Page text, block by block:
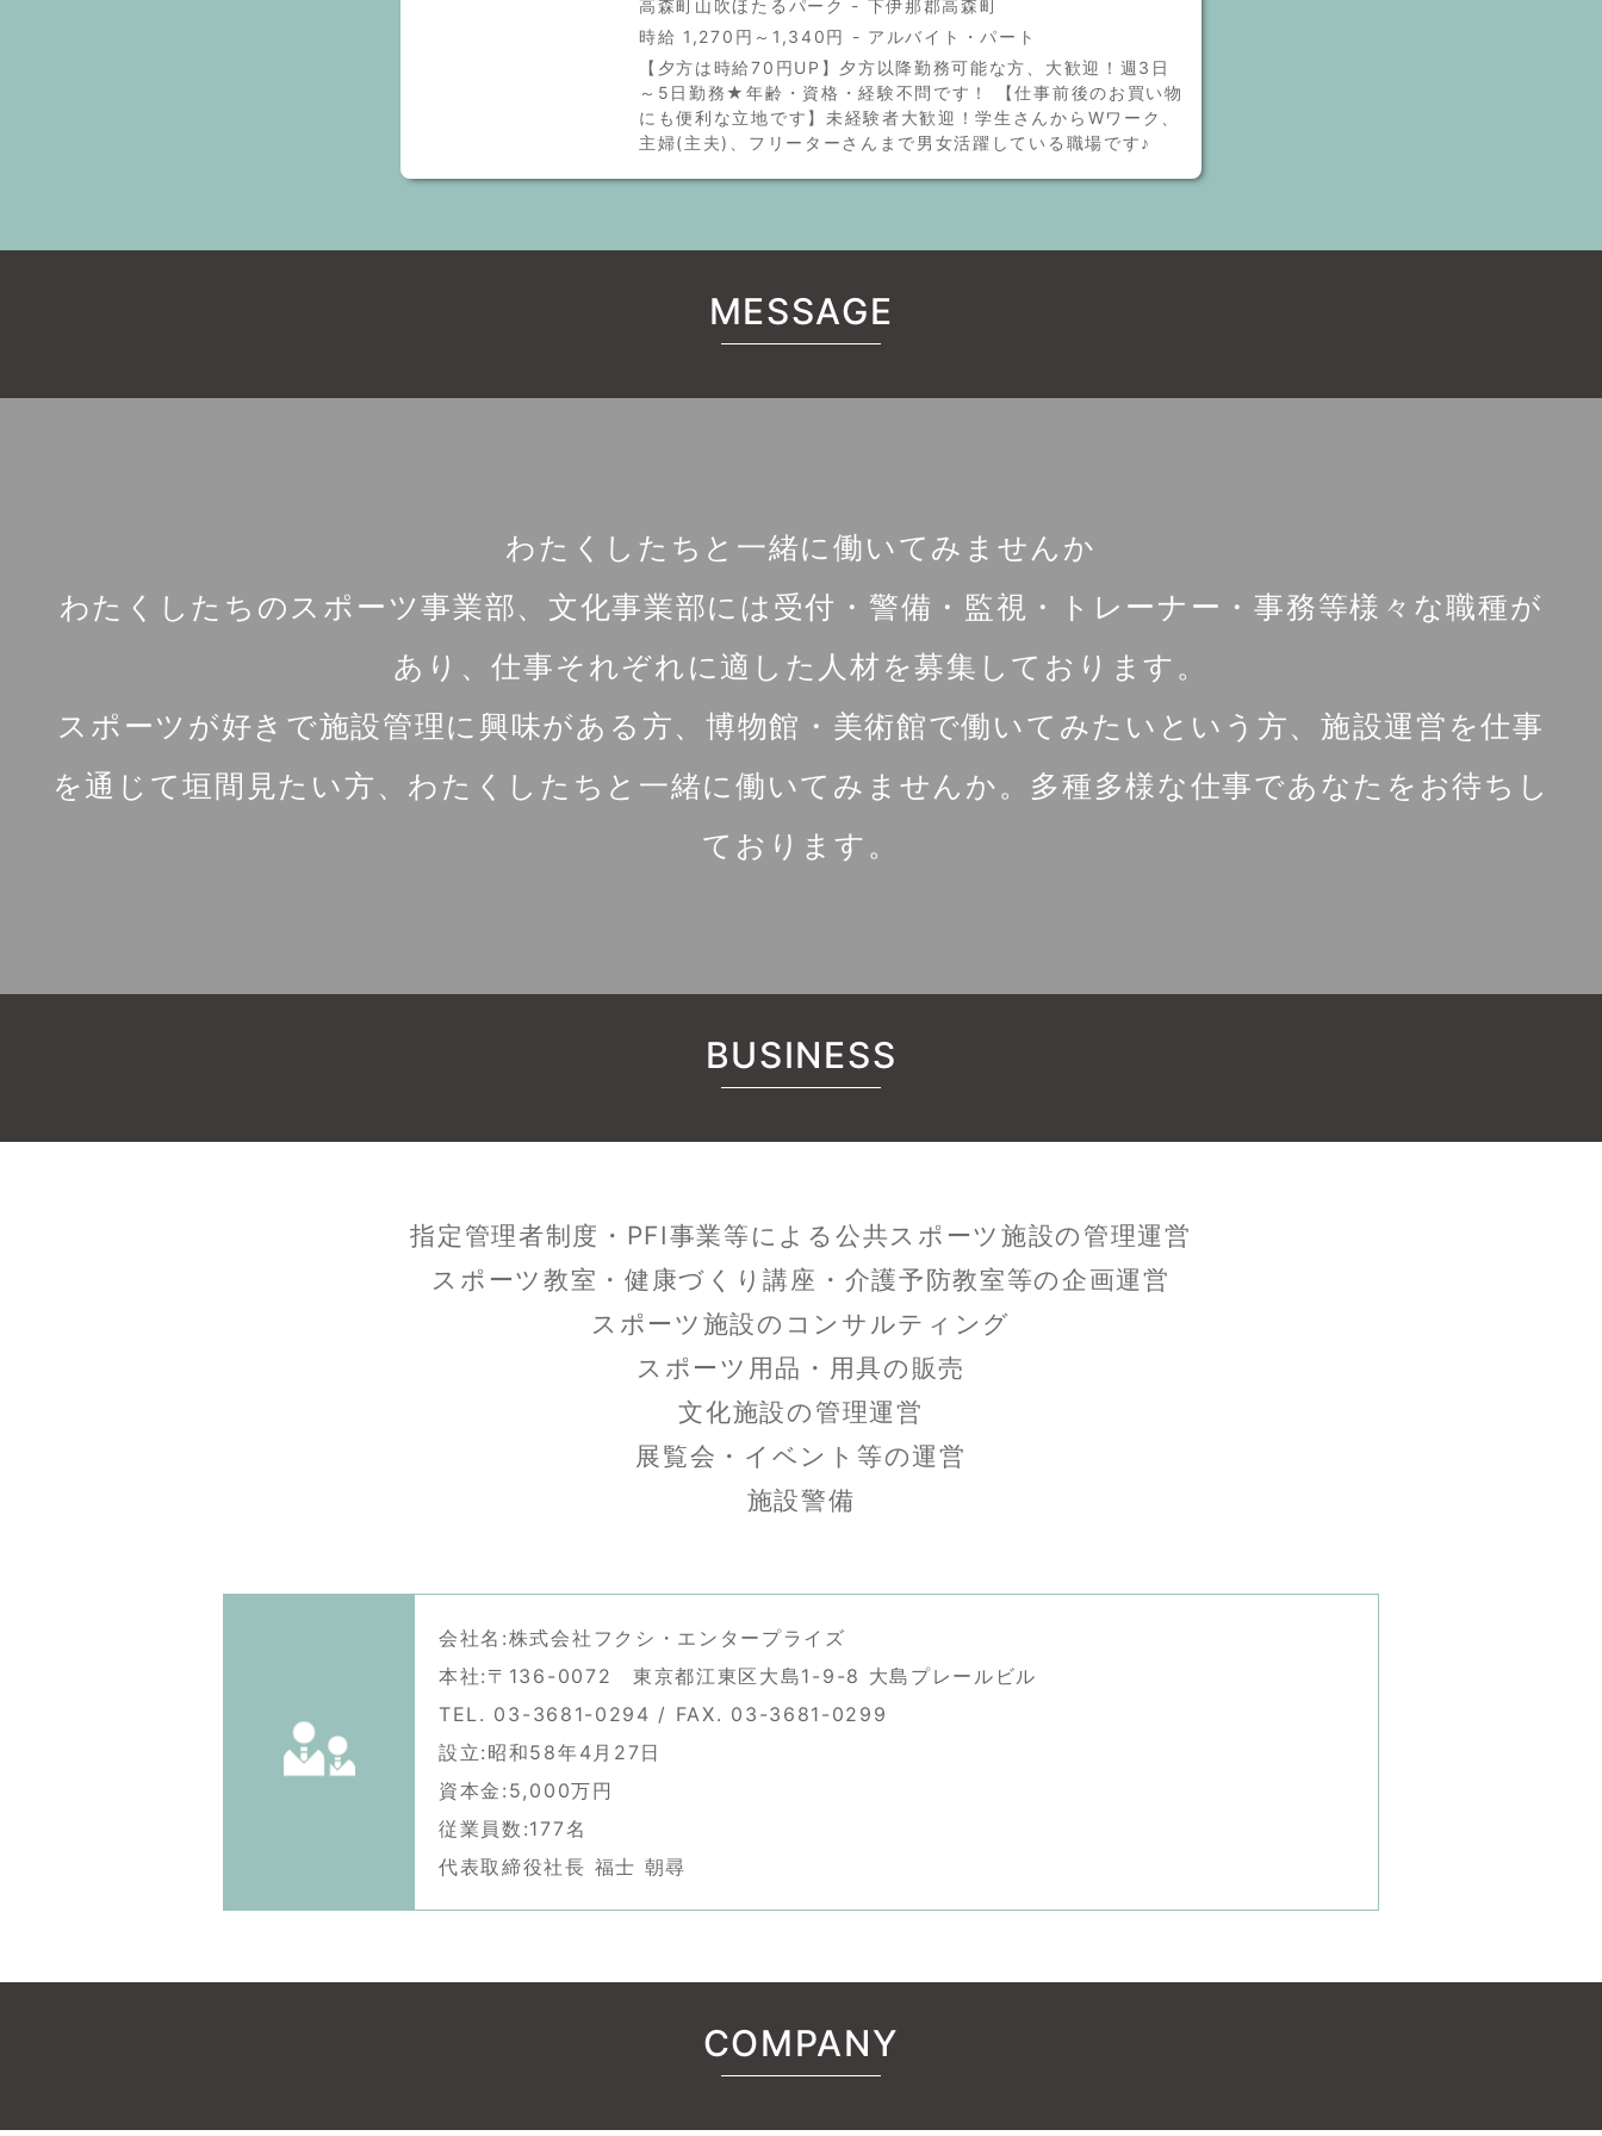
高森町山吹ほたるパーク - 下伊那郡高森町
時給 1,270円～1,340円 - アルバイト・パート
【夕方は時給70円UP】夕方以降勤務可能な方、大歓迎！週3日
～5日勤務★年齢・資格・経験不問です！ 【仕事前後のお買い物
にも便利な立地です】未経験者大歓迎！学生さんからWワーク、
主婦(主夫)、フリーターさんまで男女活躍している職場です♪
MESSAGE
わたくしたちと一緒に働いてみませんか
わたくしたちのスポーツ事業部、文化事業部には受付・警備・監視・トレーナー・事務等様々な職種が
あり、仕事それぞれに適した人材を募集しております。
スポーツが好きで施設管理に興味がある方、博物館・美術館で働いてみたいという方、施設運営を仕事
を通じて垣間見たい方、わたくしたちと一緒に働いてみませんか。多種多様な仕事であなたをお待ちし
ております。
BUSINESS
指定管理者制度・PFI事業等による公共スポーツ施設の管理運営
スポーツ教室・健康づくり講座・介護予防教室等の企画運営
スポーツ施設のコンサルティング
スポーツ用品・用具の販売
文化施設の管理運営
展覧会・イベント等の運営
施設警備
会社名:株式会社フクシ・エンタープライズ
本社:〒136-0072 東京都江東区大島1-9-8 大島プレールビル
TEL. 03-3681-0294 / FAX. 03-3681-0299
設立:昭和58年4月27日
資本金:5,000万円
従業員数:177名
代表取締役社長 福士 朝尋
COMPANY